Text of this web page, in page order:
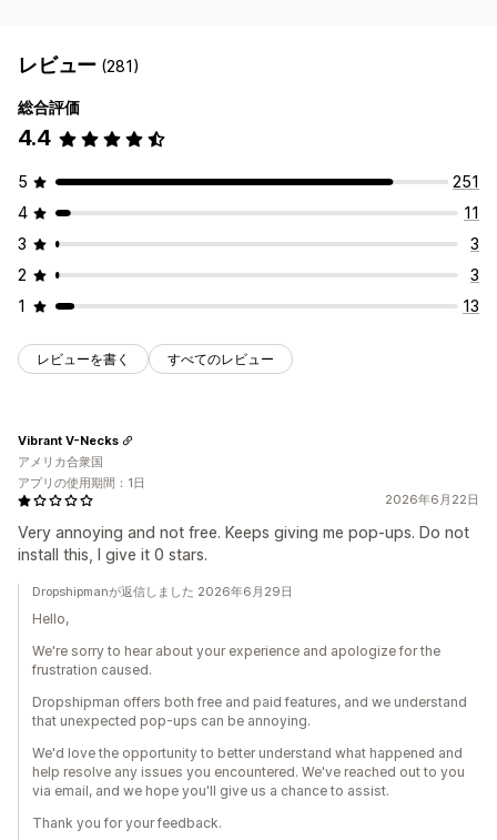
レビュー (281)
総合評価
4.4
5
251
4
11
3
3
2
3
1
13
レビューを書く すべてのレビュー
2026年6月22日
Very annoying and not free. Keeps giving me pop-ups. Do not
install this, I give it 0 stars.
Vibrant V-Necks
アメリカ合衆国
アプリの使用期間：1日
Dropshipmanが返信しました 2026年6月29日
Hello,
We're sorry to hear about your experience and apologize for the
frustration caused.
Dropshipman offers both free and paid features, and we understand
that unexpected pop-ups can be annoying.
We'd love the opportunity to better understand what happened and
help resolve any issues you encountered. We've reached out to you
via email, and we hope you'll give us a chance to assist.
Thank you for your feedback.